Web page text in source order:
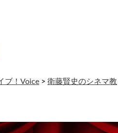
ブ！Voice > 衛藤賢史のシネマ教